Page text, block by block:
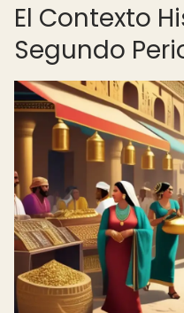
El Contexto
Segundo